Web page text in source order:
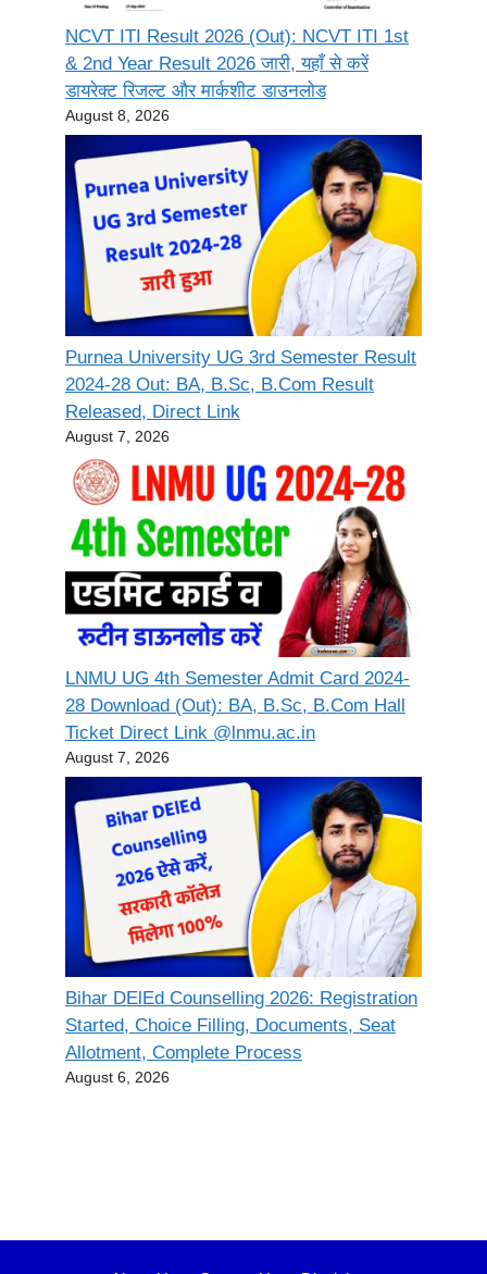
NCVT ITI Result 2026 (Out): NCVT ITI 1st
& 2nd Year Result 2026 जारी, यहाँ से करें
डायरेक्ट रिजल्ट और मार्कशीट डाउनलोड
August 8, 2026
Purnea University UG 3rd Semester Result
2024-28 Out: BA, B.Sc, B.Com Result
Released, Direct Link
August 7, 2026
LNMU UG 4th Semester Admit Card 2024-
28 Download (Out): BA, B.Sc, B.Com Hall
Ticket Direct Link @lnmu.ac.in
August 7, 2026
Bihar DElEd Counselling 2026: Registration
Started, Choice Filling, Documents, Seat
Allotment, Complete Process
August 6, 2026